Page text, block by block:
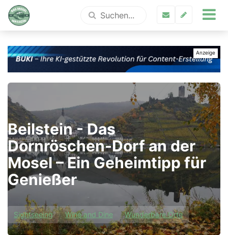
Beilstein - Das
Dornröschen-Dorf an der
Mosel – Ein Geheimtipp für
Genießer
Sightseeing Wine and Dine Wunderbare Orte